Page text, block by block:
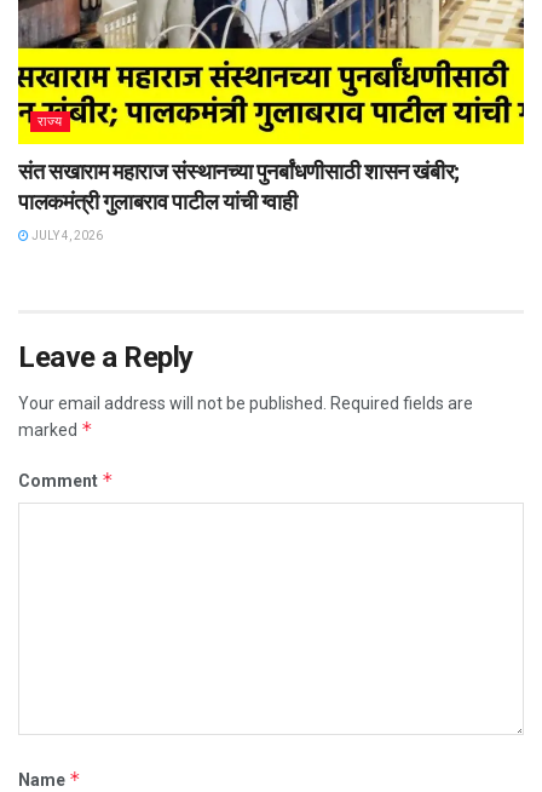
राज्य
संत सखाराम महाराज संस्थानच्या पुनर्बांधणीसाठी शासन खंबीर;
पालकमंत्री गुलाबराव पाटील यांची ग्वाही
JULY 4, 2026
Leave a Reply
Your email address will not be published.
Required fields are
marked *
Comment *
Name *